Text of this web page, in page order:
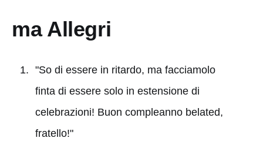
ma Allegri
"So di essere in ritardo, ma facciamolo
finta di essere solo in estensione di
celebrazioni! Buon compleanno belated,
fratello!"